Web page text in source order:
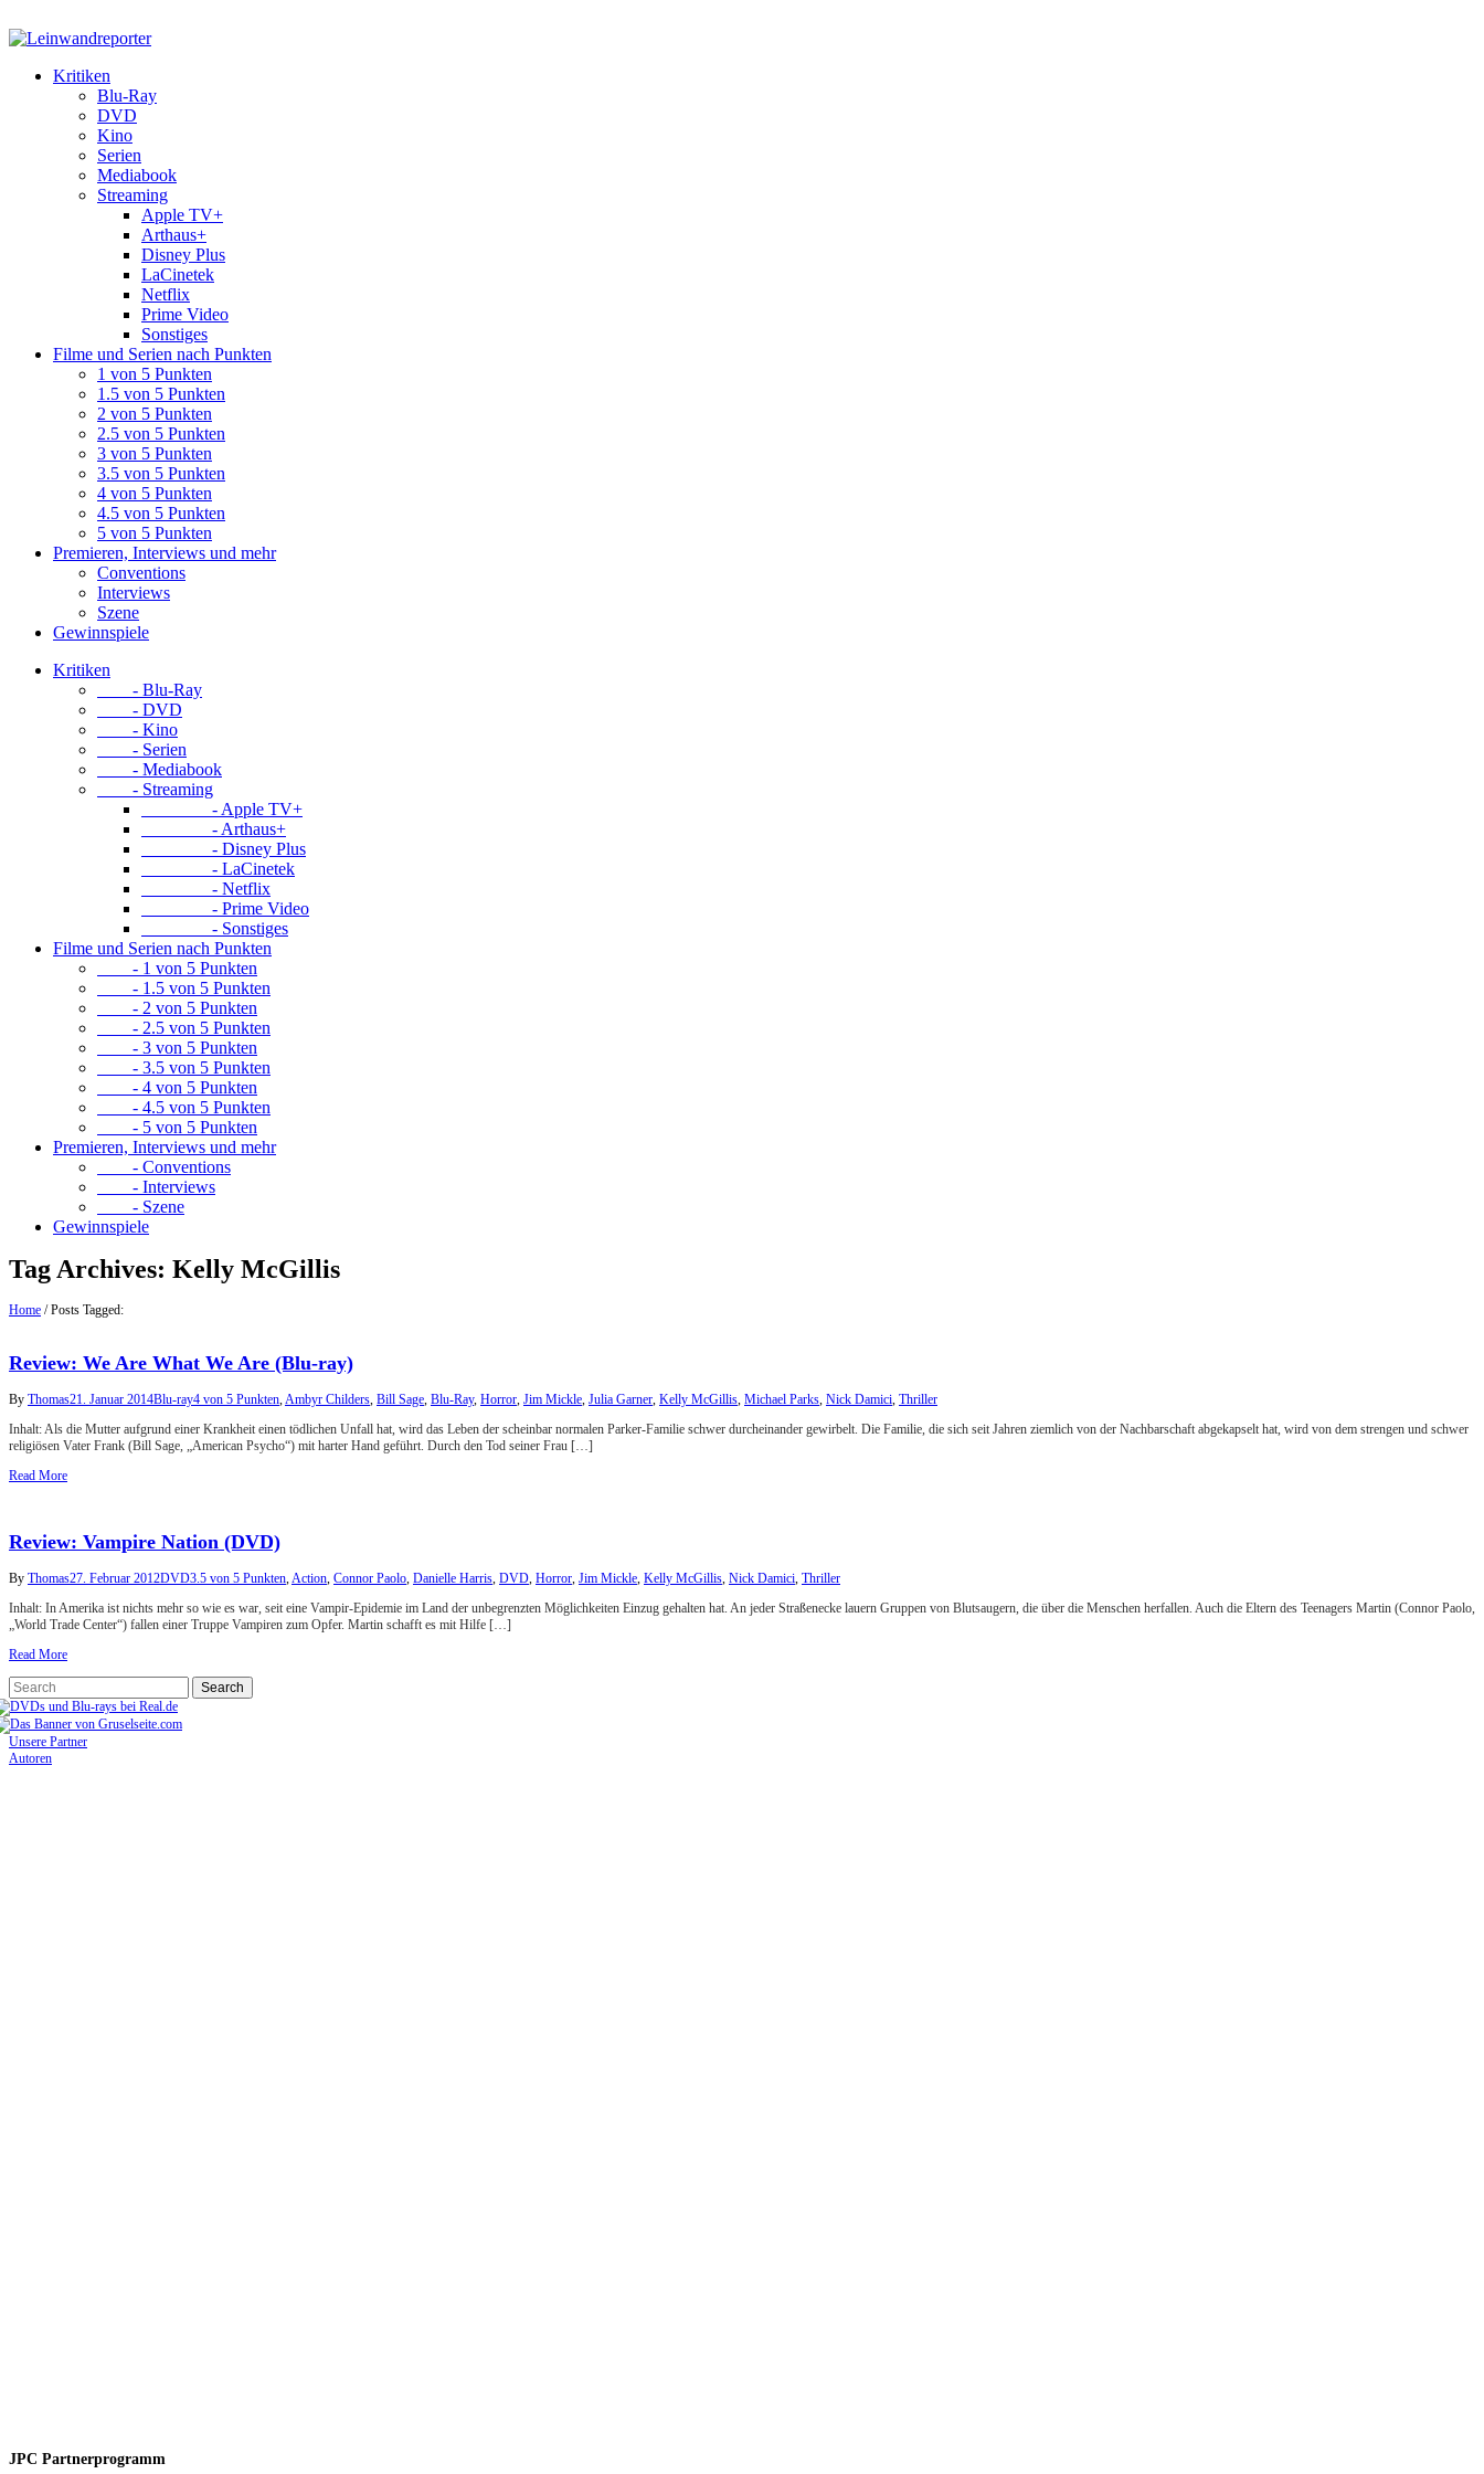
Kritiken
Blu-Ray
DVD
Kino
Serien
Mediabook
Streaming
Apple TV+
Arthaus+
Disney Plus
LaCinetek
Netflix
Prime Video
Sonstiges
Filme und Serien nach Punkten
1 von 5 Punkten
1.5 von 5 Punkten
2 von 5 Punkten
2.5 von 5 Punkten
3 von 5 Punkten
3.5 von 5 Punkten
4 von 5 Punkten
4.5 von 5 Punkten
5 von 5 Punkten
Premieren, Interviews und mehr
Conventions
Interviews
Szene
Gewinnspiele
Kritiken
- Blu-Ray
- DVD
- Kino
- Serien
- Mediabook
- Streaming
- Apple TV+
- Arthaus+
- Disney Plus
- LaCinetek
- Netflix
- Prime Video
- Sonstiges
Filme und Serien nach Punkten
- 1 von 5 Punkten
- 1.5 von 5 Punkten
- 2 von 5 Punkten
- 2.5 von 5 Punkten
- 3 von 5 Punkten
- 3.5 von 5 Punkten
- 4 von 5 Punkten
- 4.5 von 5 Punkten
- 5 von 5 Punkten
Premieren, Interviews und mehr
- Conventions
- Interviews
- Szene
Gewinnspiele
Tag Archives: Kelly McGillis
Home /Posts Tagged:
Review: We Are What We Are (Blu-ray)
By Thomas21. Januar 2014Blu-ray4 von 5 Punkten,Ambyr Childers, Bill Sage, Blu-Ray, Horror, Jim Mickle, Julia Garner, Kelly McGillis, Michael Parks, Nick Damici, Thriller
Inhalt: Als die Mutter aufgrund einer Krankheit einen tödlichen Unfall hat, wird das Leben der scheinbar normalen Parker-Familie schwer durcheinander gewirbelt. Die Familie, die sich seit Jahren ziemlich von der Nachbarschaft abgekapselt hat, wird von dem strengen und schwer
religiösen Vater Frank (Bill Sage, „American Psycho“) mit harter Hand geführt. Durch den Tod seiner Frau […]
Read More
Review: Vampire Nation (DVD)
By Thomas27. Februar 2012DVD3.5 von 5 Punkten,Action, Connor Paolo, Danielle Harris, DVD, Horror, Jim Mickle, Kelly McGillis, Nick Damici, Thriller
Inhalt: In Amerika ist nichts mehr so wie es war, seit eine Vampir-Epidemie im Land der unbegrenzten Möglichkeiten Einzug gehalten hat. An jeder Straßenecke lauern Gruppen von Blutsaugern, die über die Menschen herfallen. Auch die Eltern des Teenagers Martin (Connor Paolo,
„World Trade Center“) fallen einer Truppe Vampiren zum Opfer. Martin schafft es mit Hilfe […]
Read More
Unsere Partner
Autoren
JPC Partnerprogramm